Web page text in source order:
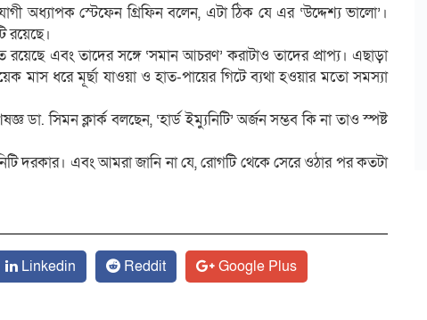
অধ্যাপক স্টেফেন গ্রিফিন বলেন, এটা ঠিক যে এর ‘উদ্দেশ্য ভালো’।
রয়েছে।
রয়েছে এবং তাদের সঙ্গে ‘সমান আচরণ’ করাটাও তাদের প্রাপ্য। এছাড়া
মাস ধরে মূর্ছা যাওয়া ও হাত-পায়ের গিটে ব্যথা হওয়ার মতো সমস্যা
ডা. সিমন ক্লার্ক বলছেন, ‘হার্ড ইম্যুনিটি’ অর্জন সম্ভব কি না তাও স্পষ্ট
দরকার। এবং আমরা জানি না যে, রোগটি থেকে সেরে ওঠার পর কতটা
Linkedin Reddit
Google Plus